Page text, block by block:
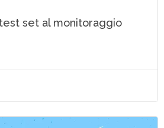
set al monitoraggio